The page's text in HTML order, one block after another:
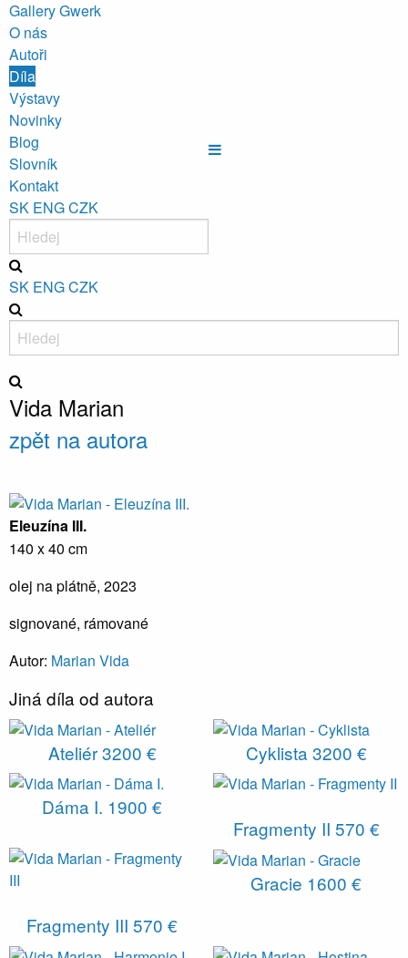
Gallery Gwerk
O nás
Autoři
Díla
Výstavy
Novinky
Blog
Slovník
Kontakt
SK ENGCZK
SK ENGCZK
Vida Marian
zpět na autora
Eleuzína III.
140 x 40 cm
olej na plátně, 2023
signované, rámované
Autor: Marian Vida
Jiná díla od autora
Ateliér3200 € Cyklista 3200 €
Dáma I. 1900 €
Fragmenty II 570 €
Fragmenty III 570 €
Gracie 1600 €